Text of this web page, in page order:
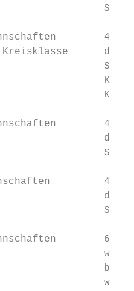
4
die
4
die
4
die
6